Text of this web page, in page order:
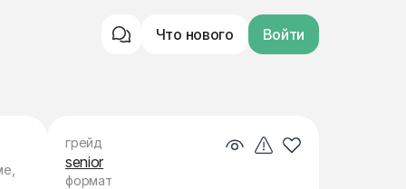
Что нового Войти
грейд
senior
формат